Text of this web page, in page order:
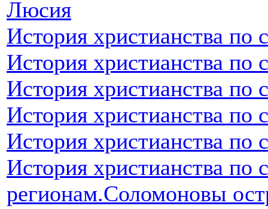
Люсия
История христианства по
История христианства по
История христианства по
История христианства по
История христианства по
История христианства по
регионам.Соломоновы